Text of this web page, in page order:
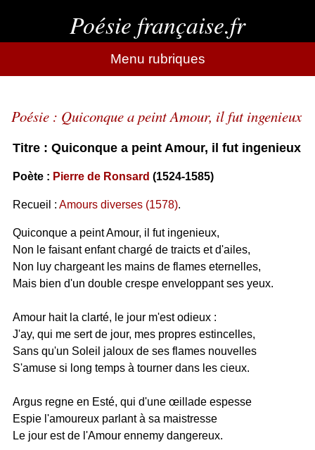
Poésie française.fr
Menu rubriques
Poésie : Quiconque a peint Amour, il fut ingenieux
Titre : Quiconque a peint Amour, il fut ingenieux
Poète : Pierre de Ronsard (1524-1585)
Recueil : Amours diverses (1578).
Quiconque a peint Amour, il fut ingenieux,
Non le faisant enfant chargé de traicts et d'ailes,
Non luy chargeant les mains de flames eternelles,
Mais bien d'un double crespe enveloppant ses yeux.
Amour hait la clarté, le jour m'est odieux :
J'ay, qui me sert de jour, mes propres estincelles,
Sans qu'un Soleil jaloux de ses flames nouvelles
S'amuse si long temps à tourner dans les cieux.
Argus regne en Esté, qui d'une œillade espesse
Espie l'amoureux parlant à sa maistresse
Le jour est de l'Amour ennemy dangereux.